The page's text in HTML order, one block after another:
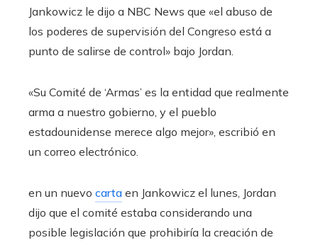
Jankowicz le dijo a NBC News que «el abuso de
los poderes de supervisión del Congreso está a
punto de salirse de control» bajo Jordan.
«Su Comité de ‘Armas’ es la entidad que realmente
arma a nuestro gobierno, y el pueblo
estadounidense merece algo mejor», escribió en
un correo electrónico.
en un nuevo carta en Jankowicz el lunes, Jordan
dijo que el comité estaba considerando una
posible legislación que prohibiría la creación de